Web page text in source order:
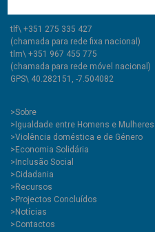
tlf\ +351 275 335 427
(chamada para rede fixa nacional)
tlm\ +351 967 455 775
(chamada para rede móvel nacional)
GPS\ 40.282151, -7.504082
>Sobre
>Igualdade entre Homens e Mulheres
>Violência doméstica e de Género
>Economia Solidária
>Inclusão Social
>Cidadania
>Recursos
>Projectos Concluídos
>Notícias
>Contactos